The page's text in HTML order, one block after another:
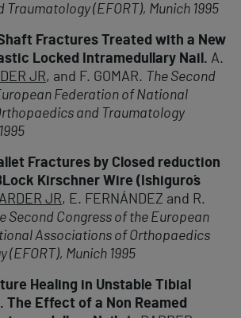
(EFORT), Munich 1995
Fractures Treated with a New
Locked Intramedullary Nail. A.
JR, and F. GOMAR. The Second
Federation of National
and Traumatology
Fractures by Closed reduction
Kirschner Wire (Ishiguro´s
JR, E. FERNÁNDEZ and R.
Second Congress of the European
Associations of Orthopaedics
(EFORT), Munich 1995
Healing in Unstable Tibial
Effect of a Non Reamed